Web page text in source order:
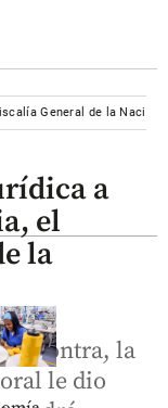
General de la Nación
a
el
la
contra, la
le dio